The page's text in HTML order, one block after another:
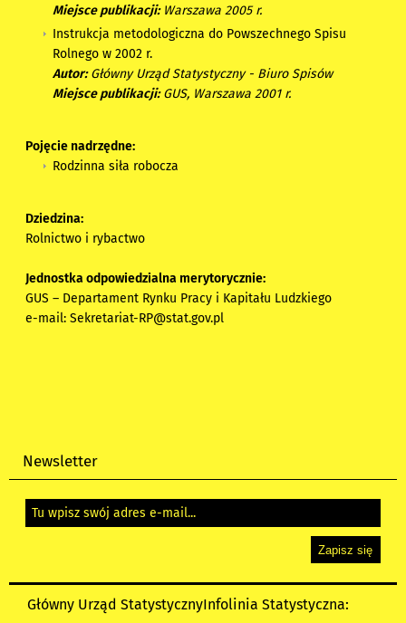
Miejsce publikacji:Warszawa 2005 r.
Instrukcja metodologiczna do Powszechnego Spisu
Rolnego w 2002 r.
Autor:Główny Urząd Statystyczny - Biuro Spisów
Miejsce publikacji:GUS, Warszawa 2001 r.
Pojęcie nadrzędne:
Rodzinna siła robocza
Dziedzina:
Rolnictwo i rybactwo
Jednostka odpowiedzialna merytorycznie:
GUS – Departament Rynku Pracy i Kapitału Ludzkiego
e-mail:Sekretariat-RP@stat.gov.pl
Newsletter
Główny Urząd StatystycznyInfolinia Statystyczna: